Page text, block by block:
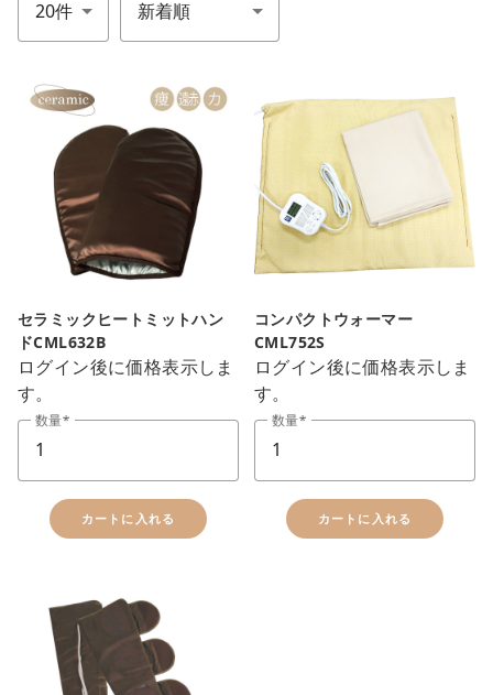
セラミックヒートミットハン
ドCML632B
ログイン後に価格表示しま
す。
数量
カートに入れる
コンパクトウォーマー
CML752S
ログイン後に価格表示しま
す。
数量
カートに入れる
カートに追加しました。
カートへ進む